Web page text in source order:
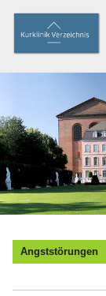
Angststörungen